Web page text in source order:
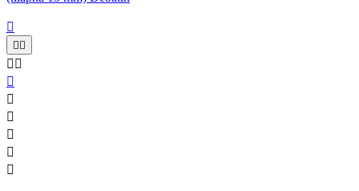

 
 





